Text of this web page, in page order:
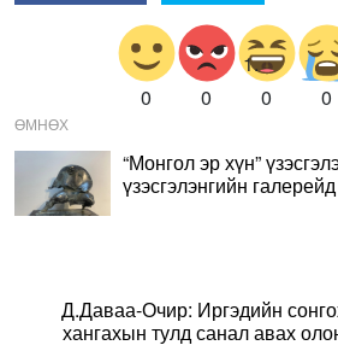
0 0 0 0
ӨМНӨХ
“Монгол эр хүн”
үзэсгэлэнгийн
Д.Даваа-Очир: Иргэдийн
хангахын тулд санал авах